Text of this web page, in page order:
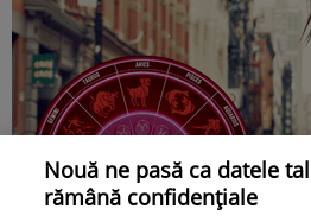
Nouă ne pasă ca datele
rămână confidențiale